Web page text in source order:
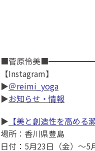
■菅原伶美
【Instagram】
▶＠reimi_yoga
▶お知らせ・情報
▶ 【美と創造性を高める
場所：香川県豊島
日付：5月23日（金）～